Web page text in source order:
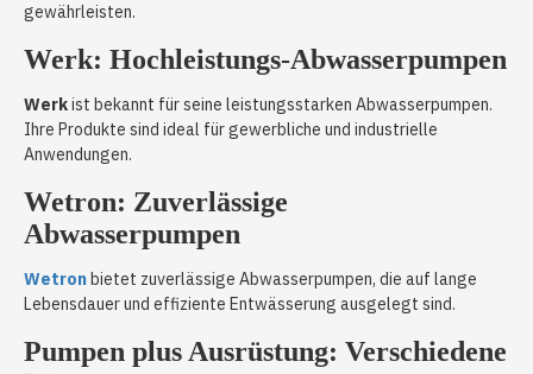
gewährleisten.
Werk: Hochleistungs-Abwasserpumpen
Werkist bekannt für seine leistungsstarken Abwasserpumpen.
Ihre Produkte sind ideal für gewerbliche und industrielle
Anwendungen.
Wetron: Zuverlässige
Abwasserpumpen
Wetronbietet zuverlässige Abwasserpumpen, die auf lange
Lebensdauer und effiziente Entwässerung ausgelegt sind.
Pumpen plus Ausrüstung: Verschiedene